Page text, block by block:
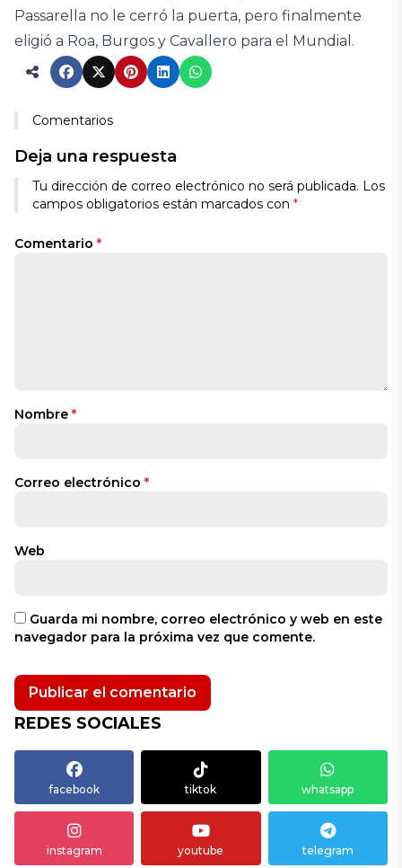
Passarella no le cerró la puerta, pero finalmente
eligió a Roa, Burgos y Cavallero para el Mundial.
Comentarios
Deja una respuesta
Tu dirección de correo electrónico no será publicada. Los
campos obligatorios están marcados con *
Comentario *
Nombre *
Correo electrónico *
Web
Guarda mi nombre, correo electrónico y web en este
navegador para la próxima vez que comente.
REDES SOCIALES
facebook tiktok whatsapp
instagram youtube telegram